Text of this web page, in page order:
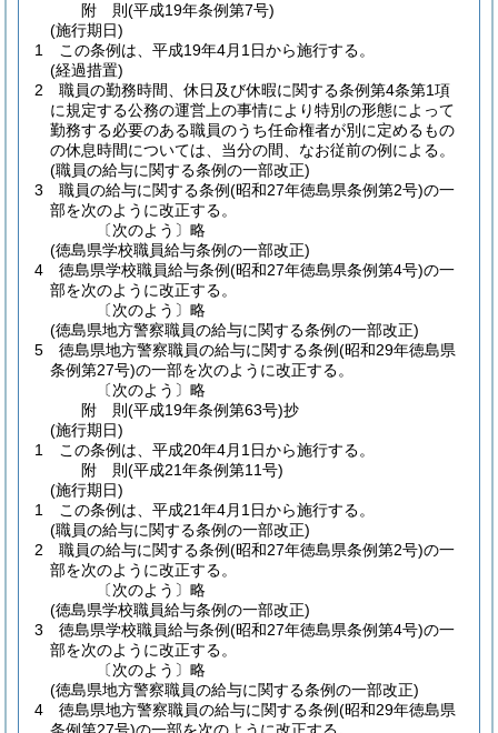
附 則(平成19年条例第7号)
(施行期日)
1
この条例は、平成19年4月1日から施行する。
(経過措置)
2
職員の勤務時間、休日及び休暇に関する条例第4条第1項
に規定する公務の運営上の事情により特別の形態によって
勤務する必要のある職員のうち任命権者が別に定めるもの
の休息時間については、当分の間、なお従前の例による。
(職員の給与に関する条例の一部改正)
3
職員の給与に関する条例(昭和27年徳島県条例第2号)の一
部を次のように改正する。
〔次のよう〕略
(徳島県学校職員給与条例の一部改正)
4
徳島県学校職員給与条例(昭和27年徳島県条例第4号)の一
部を次のように改正する。
〔次のよう〕略
(徳島県地方警察職員の給与に関する条例の一部改正)
5
徳島県地方警察職員の給与に関する条例(昭和29年徳島県
条例第27号)の一部を次のように改正する。
〔次のよう〕略
附 則(平成19年条例第63号)抄
(施行期日)
1
この条例は、平成20年4月1日から施行する。
附 則(平成21年条例第11号)
(施行期日)
1
この条例は、平成21年4月1日から施行する。
(職員の給与に関する条例の一部改正)
2
職員の給与に関する条例(昭和27年徳島県条例第2号)の一
部を次のように改正する。
〔次のよう〕略
(徳島県学校職員給与条例の一部改正)
3
徳島県学校職員給与条例(昭和27年徳島県条例第4号)の一
部を次のように改正する。
〔次のよう〕略
(徳島県地方警察職員の給与に関する条例の一部改正)
4
徳島県地方警察職員の給与に関する条例(昭和29年徳島県